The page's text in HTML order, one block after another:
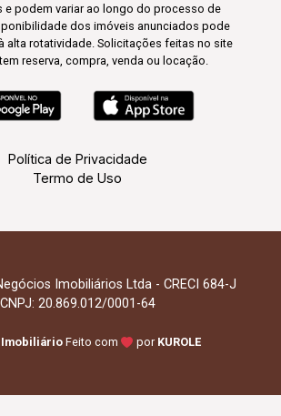
e podem variar ao longo do processo de
dos imóveis anunciados pode
alta rotatividade. Solicitações feitas no site
reserva, compra, venda ou locação.
Política de Privacidade
Termo de Uso
Imobiliários Ltda - CRECI 684-J
CNPJ: 20.869.012/0001-64
Imobiliário Feito com por KUROLE